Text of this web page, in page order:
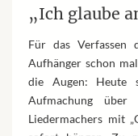
„Ich glaube
Für das Verfassen
Aufhänger schon
die Augen: Heute
Aufmachung
Liedermachers mit